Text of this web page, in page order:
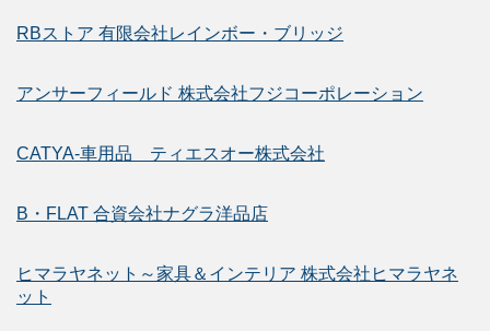
RBストア 有限会社レインボー・ブリッジ
アンサーフィールド 株式会社フジコーポレーション
CATYA-車用品 ティエスオー株式会社
B・FLAT 合資会社ナグラ洋品店
ヒマラヤネット～家具＆インテリア 株式会社ヒマラヤネ
ット